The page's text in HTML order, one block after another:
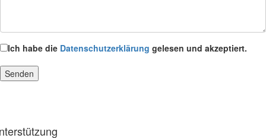
Ich habe die Datenschutzerklärung gelesen und akzeptiert.